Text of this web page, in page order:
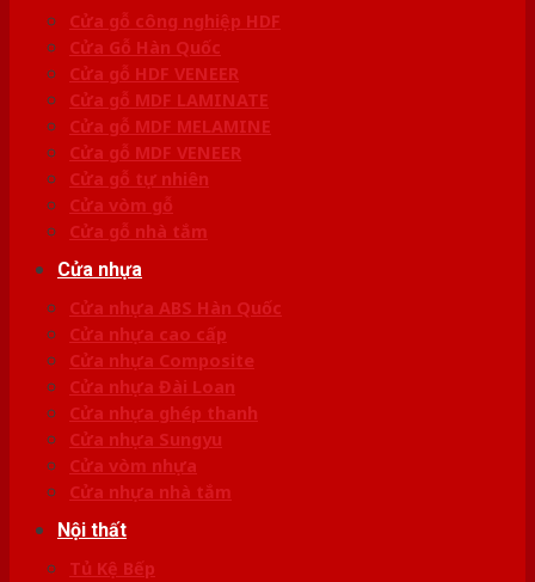
Cửa gỗ công nghiệp HDF
Cửa Gỗ Hàn Quốc
Cửa gỗ HDF VENEER
Cửa gỗ MDF LAMINATE
Cửa gỗ MDF MELAMINE
Cửa gỗ MDF VENEER
Cửa gỗ tự nhiên
Cửa vòm gỗ
Cửa gỗ nhà tắm
Cửa nhựa
Cửa nhựa ABS Hàn Quốc
Cửa nhựa cao cấp
Cửa nhựa Composite
Cửa nhựa Đài Loan
Cửa nhựa ghép thanh
Cửa nhựa Sungyu
Cửa vòm nhựa
Cửa nhựa nhà tắm
Nội thất
Tủ Kệ Bếp